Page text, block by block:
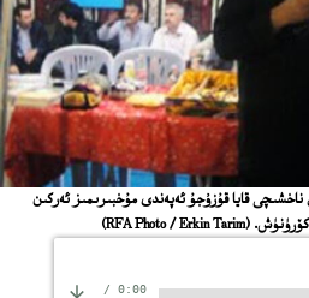
- ﻛﯜﻧﻰ، ﺩﺍﯕﻠﯩﻖ ﻧﺎﺧﺸﯩﭽﻰ ﻗﺎﻳﺎ ﻗﯘﺯﯗﺟﯘ ﺋﻪﭘﻪﻧﺪﻯ ﻣﯘﺧﺒﯩﺮﯨﻤﯩﺰ ﺋﻪﺭﻛﯩﻦ
ﻛﯚﺭﯛﻧﯜﺵ.(RFA Photo / Erkin Tarim)
0:00
/